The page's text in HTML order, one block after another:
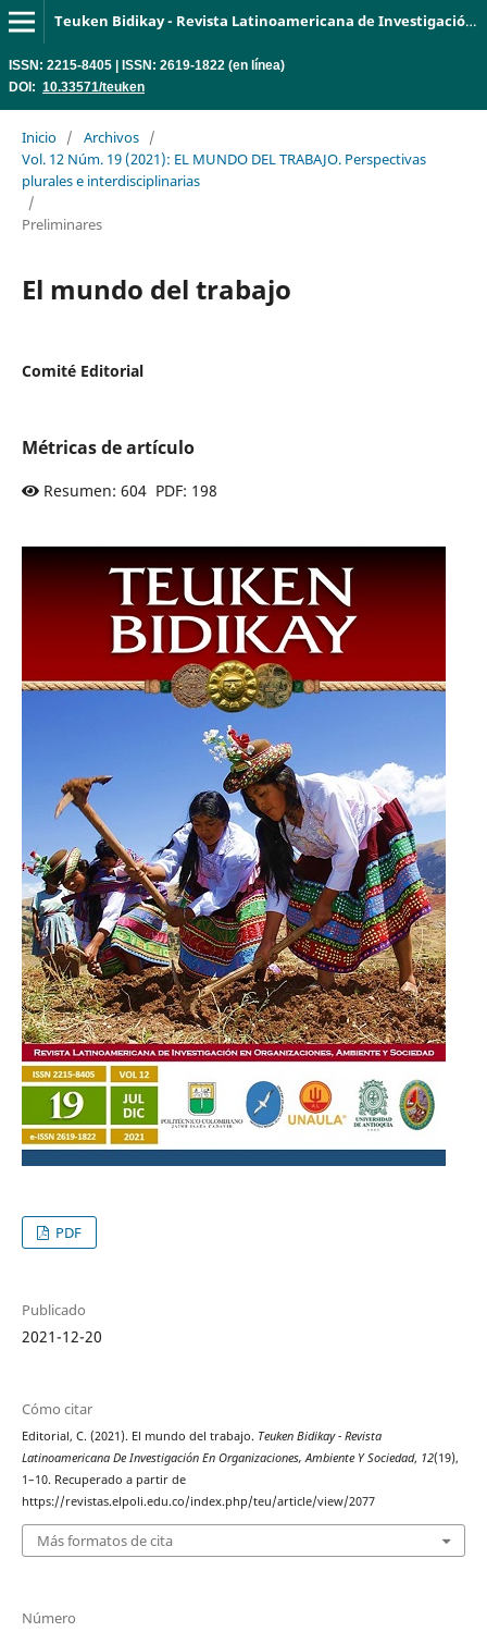
Teuken Bidikay - Revista Latinoamericana de Investigación en Organizaciones, Ambiente y Sociedad
ISSN: 2215-8405 | ISSN: 2619-1822 (en línea)
DOI: 10.33571/teuken
Inicio / Archivos /
Vol. 12 Núm. 19 (2021): EL MUNDO DEL TRABAJO. Perspectivas
plurales e interdisciplinarias
/
Preliminares
El mundo del trabajo
Comité Editorial
Métricas de artículo
Resumen: 604 PDF: 198
PDF
Publicado
2021-12-20
Cómo citar
Editorial, C. (2021). El mundo del trabajo. Teuken Bidikay - Revista
Latinoamericana De Investigación En Organizaciones, Ambiente Y Sociedad, 12(19),
1–10. Recuperado a partir de
https://revistas.elpoli.edu.co/index.php/teu/article/view/2077
Más formatos de cita
Número